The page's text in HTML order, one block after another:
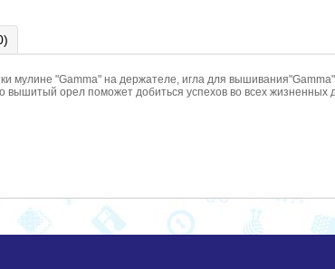
мулине "Gamma" на держателе, игла для
вышитый орел поможет добиться успехов во всех жизненных